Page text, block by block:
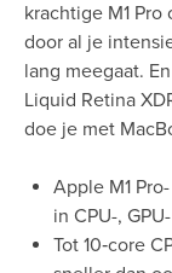
krachtige M1
door al je
lang meegaat.
Liquid Retina
doe je met
Apple M1
in CPU-,
Tot 10‑core